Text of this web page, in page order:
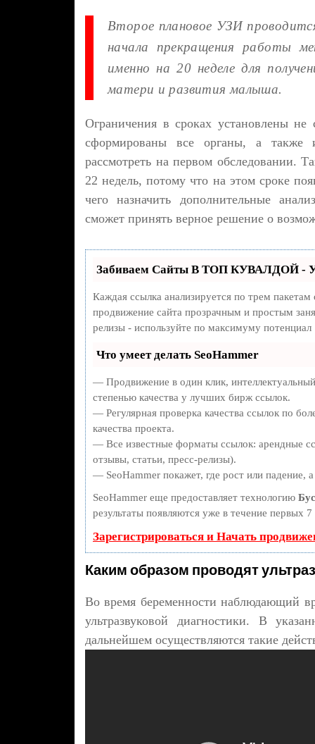
Второе плановое УЗИ
начала прекращения работы
именно на 20 неделе для
матери и развития малыша.
Ограничения в сроках установлены
сформированы все органы, а также
рассмотреть на первом обследовании.
22 недель, потому что на этом сроке
чего назначить дополнительные
сможет принять верное решение о
Забиваем Сайты В ТОП КУВАЛДОЙ -
Каждая ссылка анализируется по трем
продвижение сайта прозрачным и простым
релизы - используйте по максимуму
Что умеет делать SeoHammer
— Продвижение в один клик,
степенью качества у лучших бирж ссылок.
— Регулярная проверка качества ссылок по
качества проекта.
— Все известные форматы ссылок: арендные
отзывы, статьи, пресс-релизы).
— SeoHammer покажет, где рост или падение,
SeoHammer еще предоставляет технологию
результаты появляются уже в течение первых
Зарегистрироваться и Начать
Каким образом проводят
Во время беременности наблюдающий
ультразвуковой диагностики. В
дальнейшем осуществляются такие